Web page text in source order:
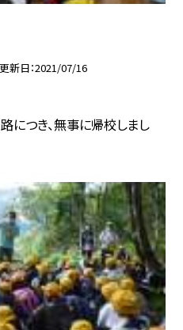
更新日 2021/07/16
につき、無事に帰校しまし